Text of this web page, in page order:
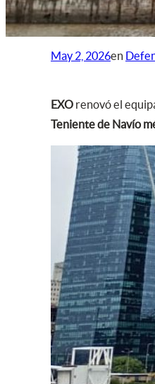
May 2, 2026en
EXO renovó el
Teniente de Navío